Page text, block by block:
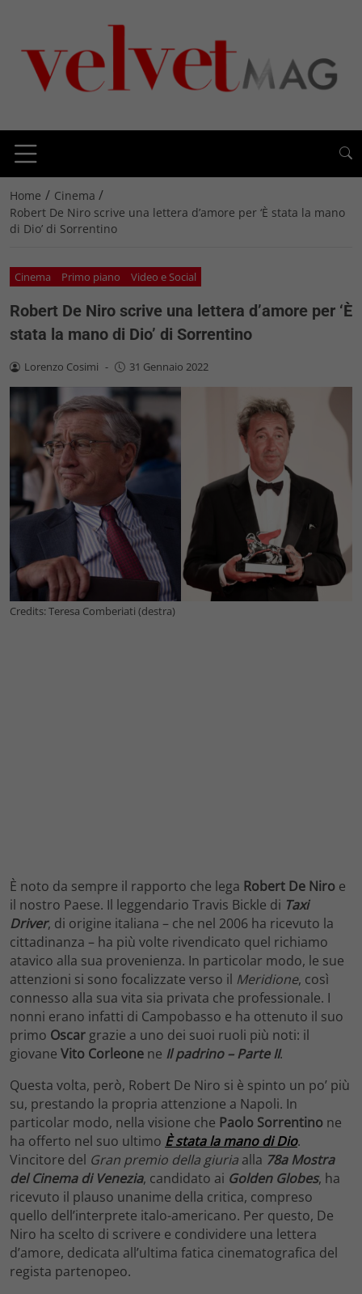
Home / Cinema /
Robert De Niro scrive una lettera d’amore per ‘È stata la mano
di Dio’ di Sorrentino
Cinema Primo piano Video e Social
Robert De Niro scrive una lettera d’amore per ‘È
stata la mano di Dio’ di Sorrentino
Lorenzo Cosimi - 31 Gennaio 2022
Credits: Teresa Comberiati (destra)
È noto da sempre il rapporto che lega Robert De Niro e
il nostro Paese. Il leggendario Travis Bickle di Taxi
Driver, di origine italiana – che nel 2006 ha ricevuto la
cittadinanza – ha più volte rivendicato quel richiamo
atavico alla sua provenienza. In particolar modo, le sue
attenzioni si sono focalizzate verso il Meridione, così
connesso alla sua vita sia privata che professionale. I
nonni erano infatti di Campobasso e ha ottenuto il suo
primo Oscar grazie a uno dei suoi ruoli più noti: il
giovane Vito Corleone ne Il padrino – Parte II.
Questa volta, però, Robert De Niro si è spinto un po’ più
su, prestando la propria attenzione a Napoli. In
particolar modo, nella visione che Paolo Sorrentino ne
ha offerto nel suo ultimo È stata la mano di Dio.
Vincitore del Gran premio della giuria alla 78a Mostra
del Cinema di Venezia, candidato ai Golden Globes, ha
ricevuto il plauso unanime della critica, compreso
quello dell’interprete italo-americano. Per questo, De
Niro ha scelto di scrivere e condividere una lettera
d’amore, dedicata all’ultima fatica cinematografica del
regista partenopeo.